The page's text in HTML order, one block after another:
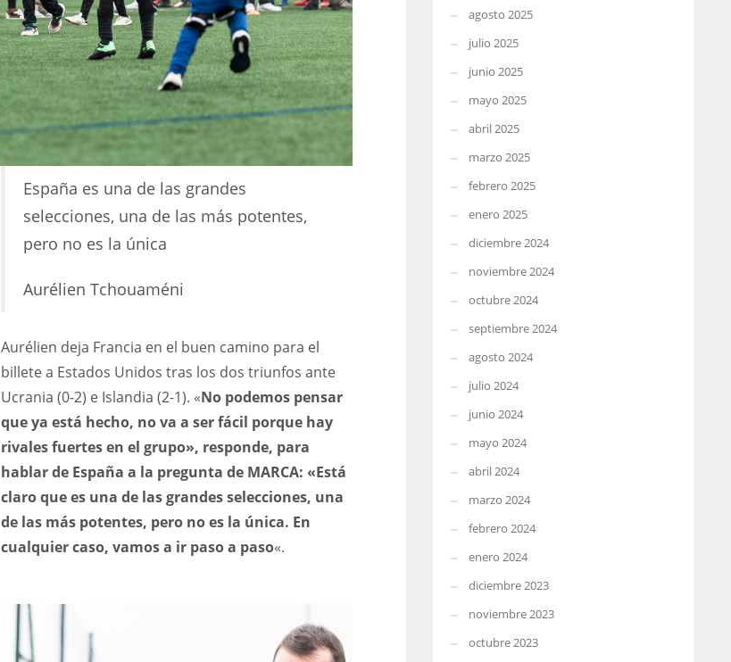
España es una de las grandes
selecciones, una de las más potentes,
pero no es la única
Aurélien Tchouaméni
Aurélien deja Francia en el buen camino para el
billete a Estados Unidos tras los dos triunfos ante
Ucrania (0-2) e Islandia (2-1). «No podemos pensar
que ya está hecho, no va a ser fácil porque hay
rivales fuertes en el grupo», responde, para
hablar de España a la pregunta de MARCA: «Está
claro que es una de las grandes selecciones, una
de las más potentes, pero no es la única. En
cualquier caso, vamos a ir paso a paso«.
agosto 2025
julio 2025
junio 2025
mayo 2025
abril 2025
marzo 2025
febrero 2025
enero 2025
diciembre 2024
noviembre 2024
octubre 2024
septiembre 2024
agosto 2024
julio 2024
junio 2024
mayo 2024
abril 2024
marzo 2024
febrero 2024
enero 2024
diciembre 2023
noviembre 2023
octubre 2023